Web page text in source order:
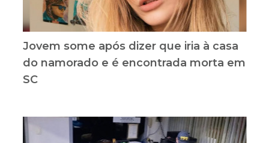
Jovem some após dizer que iria à casa
do namorado e é encontrada morta em
SC